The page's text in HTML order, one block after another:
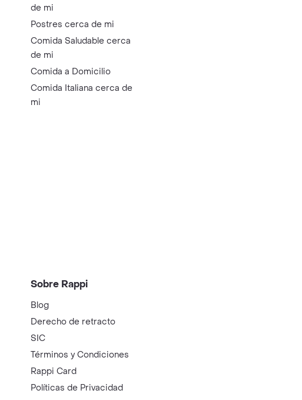
de mi
Postres cerca de mi
Comida Saludable cerca
de mi
Comida a Domicilio
Comida Italiana cerca de
mi
Sobre Rappi
Blog
Derecho de retracto
SIC
Términos y Condiciones
Rappi Card
Políticas de Privacidad